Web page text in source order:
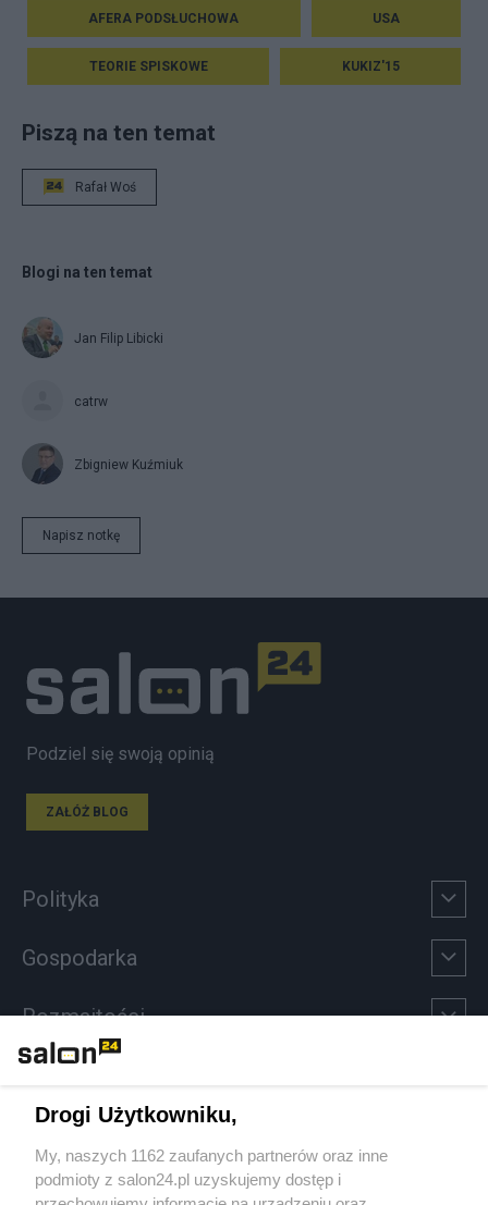
AFERA PODSŁUCHOWA USA
TEORIE SPISKOWE KUKIZ'15
Piszą na ten temat
Rafał Woś
Blogi na ten temat
Jan Filip Libicki
catrw
Zbigniew Kuźmiuk
Napisz notkę
Podziel się swoją opinią
ZAŁÓŻ BLOG
Polityka
Gospodarka
Rozmaitości
Sport
Społeczeństwo
Drogi Użytkowniku,
My, naszych 1162 zaufanych partnerów oraz inne
podmioty z salon24.pl uzyskujemy dostęp i